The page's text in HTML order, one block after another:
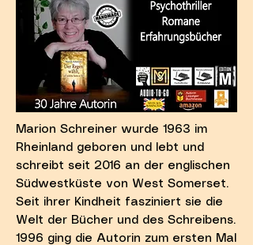
Marion Schreiner wurde 1963 im
Rheinland geboren und lebt und
schreibt seit 2016 an der englischen
Südwestküste von West Somerset.
Seit ihrer Kindheit fasziniert sie die
Welt der Bücher und des Schreibens.
1996 ging die Autorin zum ersten Mal